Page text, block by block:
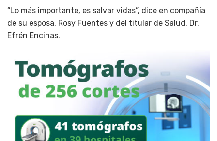
“Lo más importante, es salvar vidas”, dice en compañía
de su esposa, Rosy Fuentes y del titular de Salud, Dr.
Efrén Encinas.